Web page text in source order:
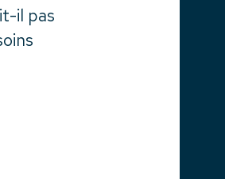
il pas